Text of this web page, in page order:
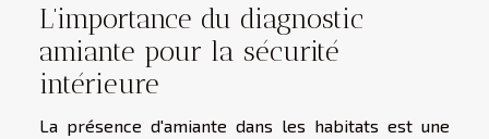
L’importance du diagnostic
amiante pour la sécurité
intérieure
La présence d'amiante dans les habitats est une